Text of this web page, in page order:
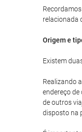
relacionada
Origem e
Existem
Realizando
endereço
de outros
disposto na